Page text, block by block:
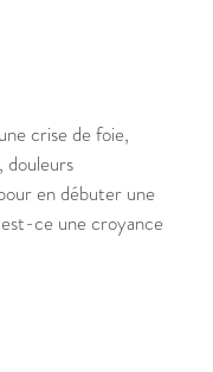
crise de foie,
douleurs
en débuter une
ce une croyance